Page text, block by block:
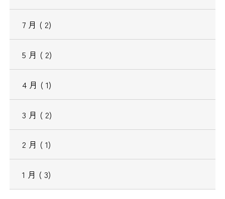
7 月 ( 2)
5 月 ( 2)
4 月 ( 1)
3 月 ( 2)
2 月 ( 1)
1 月 ( 3)